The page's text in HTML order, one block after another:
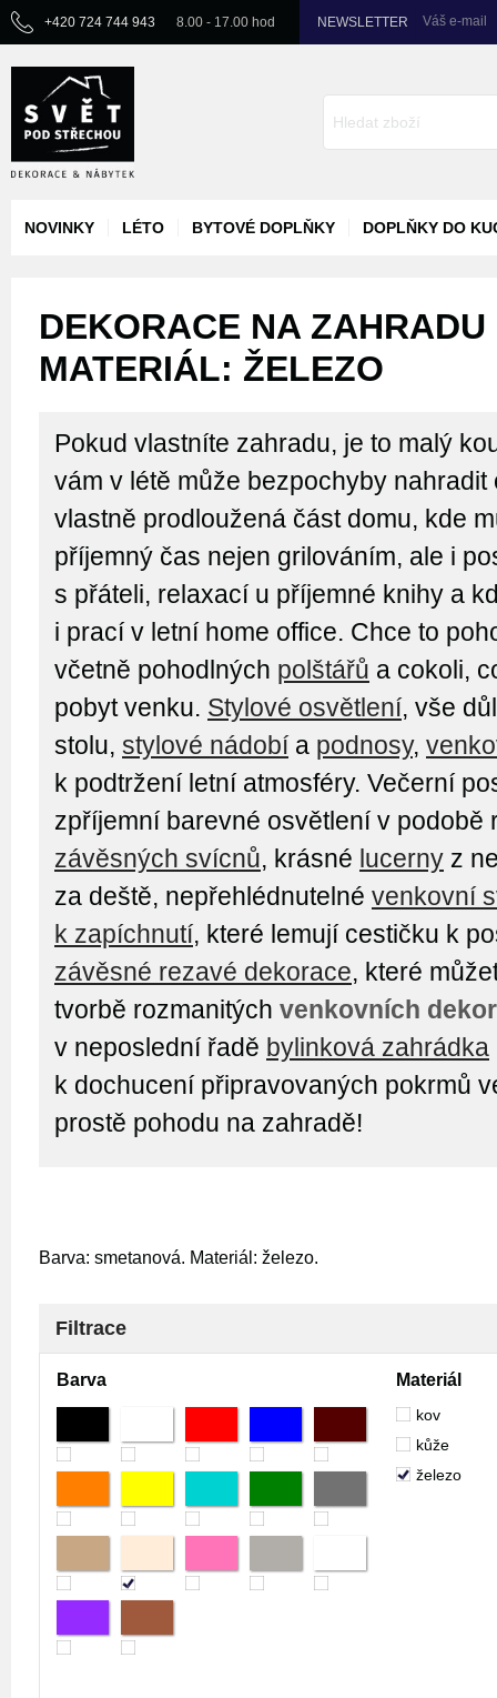
+420 724 744 943 8.00 - 17.00 hod NEWSLETTER Váš e-mail
NOVINKY LÉTO BYTOVÉ DOPLŇKY DOPLŇKY DO
DEKORACE NA
MATERIÁL: ŽELEZO
Pokud vlastníte zahradu, je to malý
vám v létě může bezpochyby nahradit
vlastně prodloužená část domu, kde
příjemný čas nejen grilováním, ale i
s přáteli, relaxací u příjemné knihy a
i prací v letní home office. Chce to
včetně pohodlných polštářů a cokoli,
pobyt venku. Stylové osvětlení, vše
stolu, stylové nádobí a podnosy,
k podtržení letní atmosféry. Večerní
zpříjemní barevné osvětlení v podobě
závěsných svícnů, krásné lucerny z
za deště, nepřehlédnutelné venkovní
k zapíchnutí, které lemují cestičku k
závěsné rezavé dekorace, které
tvorbě rozmanitých venkovních
v neposlední řadě bylinková zahrádka
k dochucení připravovaných pokrmů
prostě pohodu na zahradě!
Barva: smetanová. Materiál: železo.
Filtrace
Barva Materiál
kov
kůže
železo